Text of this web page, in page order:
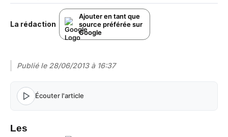
La rédaction
Ajouter en tant que
source préférée sur
Google
Publié le 28/06/2013 à 16:37
Écouter l'article
Les